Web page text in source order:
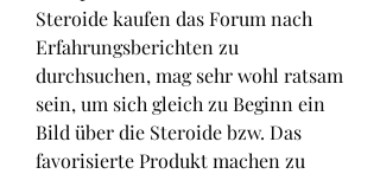
Steroide kaufen das Forum nach
Erfahrungsberichten zu
durchsuchen, mag sehr wohl ratsam
sein, um sich gleich zu Beginn ein
Bild über die Steroide bzw. Das
favorisierte Produkt machen zu